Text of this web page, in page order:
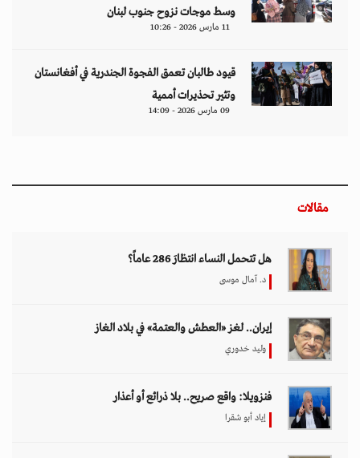
وسط موجات نزوح جنوب لبنان
11 مارس 2026 - 10:26
قيود طالبان تعمق الفجوة الجندرية في أفغانستان
وتثير تحذيرات أممية
09 مارس 2026 - 14:09
مقالات
هل تتحمل النساء انتظارَ 286 عاماً؟
د. آمال موسى
إيران.. لغز «العطش والعتمة» في بلاد الغاز
وليد خدوري
فنزويلا: واقع صريح.. بلا ذرائع أو أعذار
إياد أبو شقرا